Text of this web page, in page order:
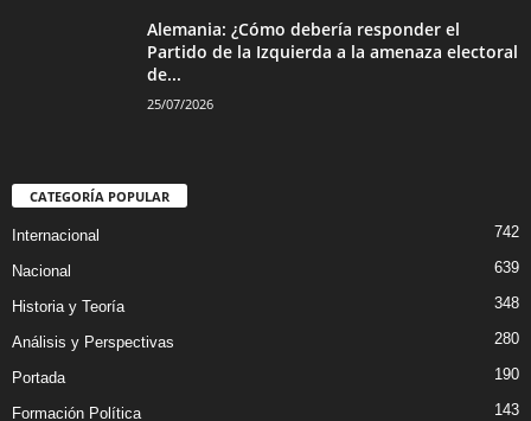
Alemania: ¿Cómo debería responder el
Partido de la Izquierda a la amenaza electoral
de...
25/07/2026
CATEGORÍA POPULAR
Internacional 742
Nacional 639
Historia y Teoría 348
Análisis y Perspectivas 280
Portada 190
Formación Política 143